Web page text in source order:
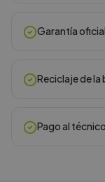
Garantía
Reciclaje de
Pago al